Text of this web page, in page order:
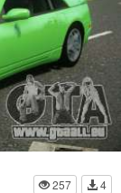
257
4